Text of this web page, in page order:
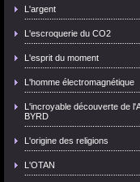
L'argent
L'escroquerie du CO2
L'esprit du moment
L'homme électromagnétique
L'incroyable découverte de
BYRD
L'origine des religions
L'OTAN